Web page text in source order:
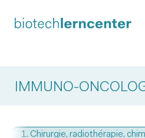
IMMUNO-
1. Chirurgie, radiothérapie,